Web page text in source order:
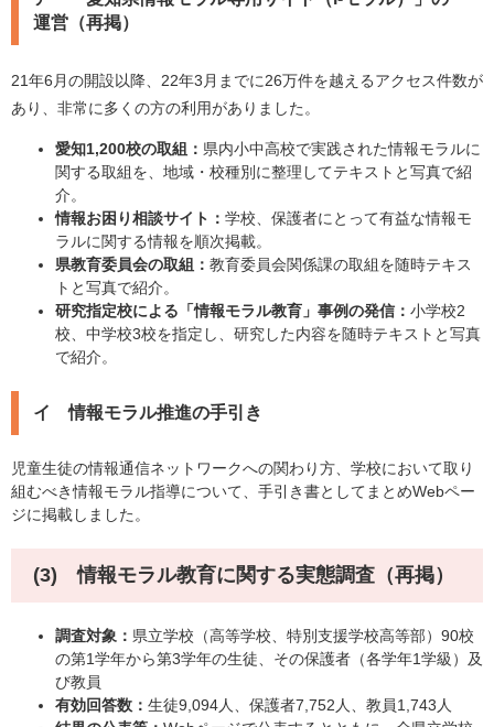
運営（再掲）
21年6月の開設以降、22年3月までに26万件を越えるアクセス件数が
あり、非常に多くの方の利用がありました。
愛知1,200校の取組： 県内小中高校で実践された情報モラルに
関する取組を、地域・校種別に整理してテキストと写真で紹
介。
情報お困り相談サイト： 学校、保護者にとって有益な情報モ
ラルに関する情報を順次掲載。
県教育委員会の取組： 教育委員会関係課の取組を随時テキス
トと写真で紹介。
研究指定校による「情報モラル教育」事例の発信： 小学校2
校、中学校3校を指定し、研究した内容を随時テキストと写真
で紹介。
イ 情報モラル推進の手引き
児童生徒の情報通信ネットワークへの関わり方、学校において取り
組むべき情報モラル指導について、手引き書としてまとめWebペー
ジに掲載しました。
(3) 情報モラル教育に関する実態調査（再掲）
調査対象： 県立学校（高等学校、特別支援学校高等部）90校
の第1学年から第3学年の生徒、その保護者（各学年1学級）及
び教員
有効回答数： 生徒9,094人、保護者7,752人、教員1,743人